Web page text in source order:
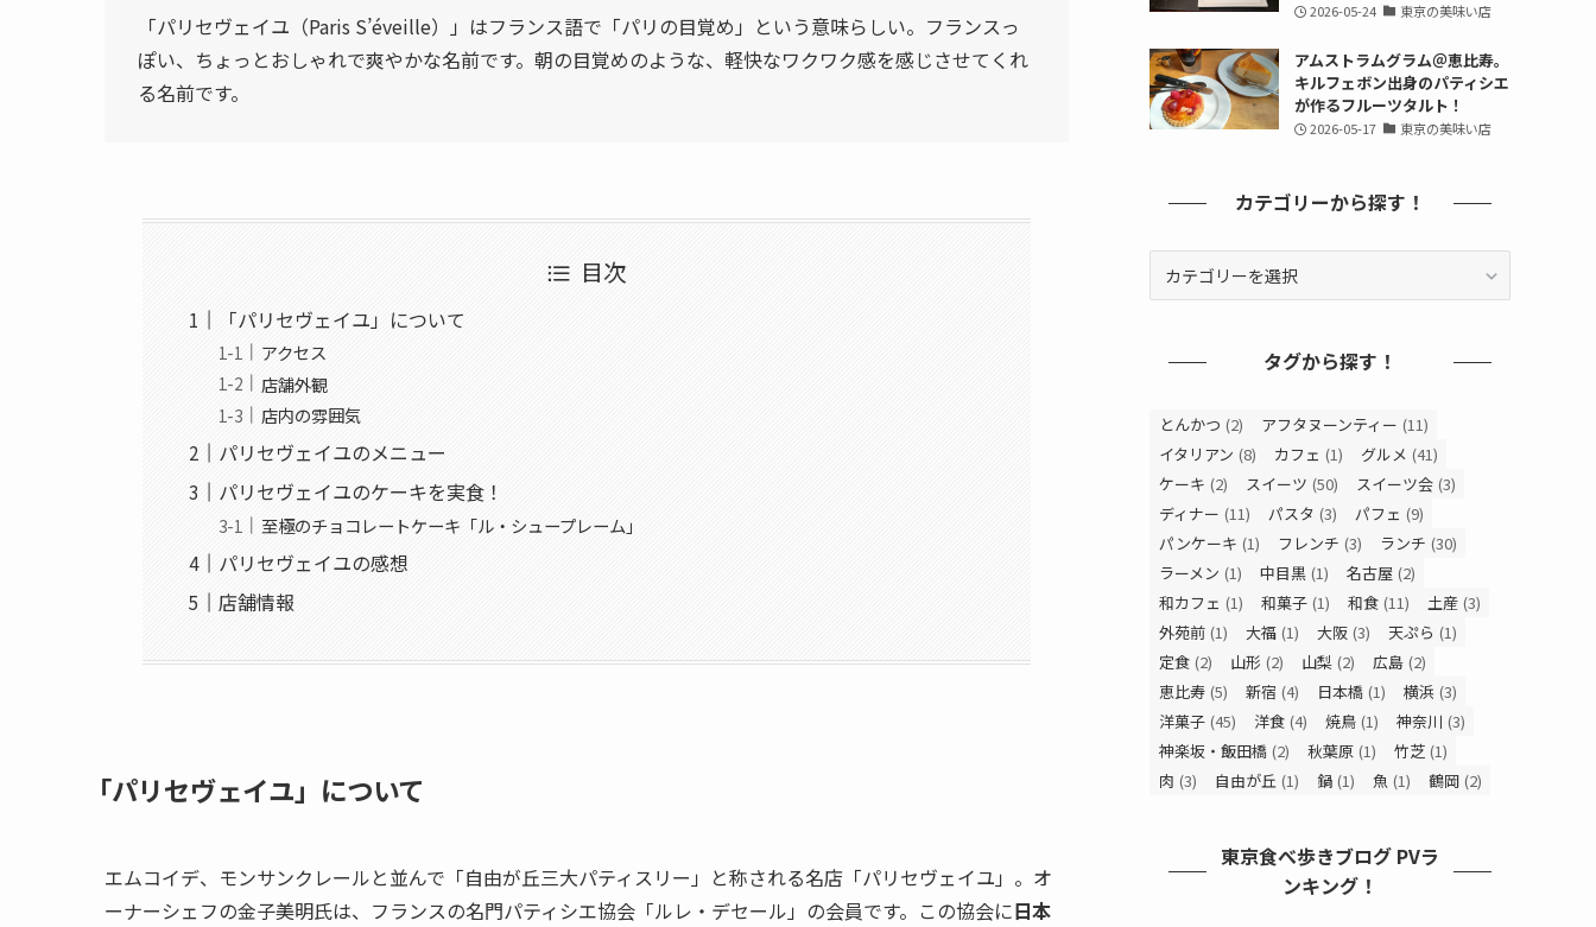
「パリセヴェイユ（Paris S’éveille）」はフランス語で「パリの目覚め」という意味らしい。フランスっ
ぽい、ちょっとおしゃれで爽やかな名前です。朝の目覚めのような、軽快なワクワク感を感じさせてくれ
る名前です。
目次
「パリセヴェイユ」について
アクセス
店舗外観
店内の雰囲気
パリセヴェイユのメニュー
パリセヴェイユのケーキを実食！
至極のチョコレートケーキ「ル・シュープレーム」
パリセヴェイユの感想
店舗情報
「パリセヴェイユ」について
エムコイデ、モンサンクレールと並んで「自由が丘三大パティスリー」と称される名店「パリセヴェイユ」。オ
ーナーシェフの金子美明氏は、フランスの名門パティシエ協会「ルレ・デセール」の会員です。この協会に日本
2026-05-24 東京の美味い店
アムストラムグラム＠恵比寿。
キルフェボン出身のパティシエ
が作るフルーツタルト！
2026-05-17 東京の美味い店
カテゴリーから探す！
ら
す！
タグから探す！
とんかつ (2) アフタヌーンティー (11)
イタリアン (8) カフェ (1) グルメ (41)
ケーキ (2) スイーツ (50) スイーツ会 (3)
ディナー (11) パスタ (3) パフェ (9)
パンケーキ (1) フレンチ (3) ランチ (30)
ラーメン (1) 中目黒 (1) 名古屋 (2)
和カフェ (1) 和菓子 (1) 和食 (11) 土産 (3)
外苑前 (1) 大福 (1) 大阪 (3) 天ぷら (1)
定食 (2) 山形 (2) 山梨 (2) 広島 (2)
恵比寿 (5) 新宿 (4) 日本橋 (1) 横浜 (3)
洋菓子 (45) 洋食 (4) 焼鳥 (1) 神奈川 (3)
神楽坂・飯田橋 (2) 秋葉原 (1) 竹芝 (1)
肉 (3) 自由が丘 (1) 鍋 (1) 魚 (1) 鶴岡 (2)
東京食べ歩きブログ PVラ
ンキング！